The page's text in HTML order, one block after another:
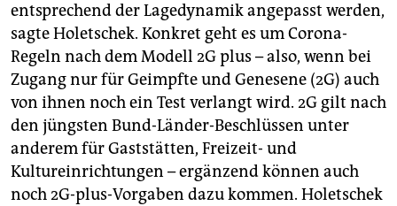
entsprechend der Lagedynamik angepasst werden,
sagte Holetschek. Konkret geht es um Corona-
Regeln nach dem Modell 2G plus – also, wenn bei
Zugang nur für Geimpfte und Genesene (2G) auch
von ihnen noch ein Test verlangt wird. 2G gilt nach
den jüngsten Bund-Länder-Beschlüssen unter
anderem für Gaststätten, Freizeit- und
Kultureinrichtungen – ergänzend können auch
noch 2G-plus-Vorgaben dazu kommen. Holetschek